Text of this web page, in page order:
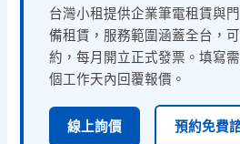
台灣小租提供企業筆電租賃與
備租賃，服務範圍涵蓋全台，
約，每月開立正式發票。填寫
個工作天內回覆報價。
線上詢價 預約免費